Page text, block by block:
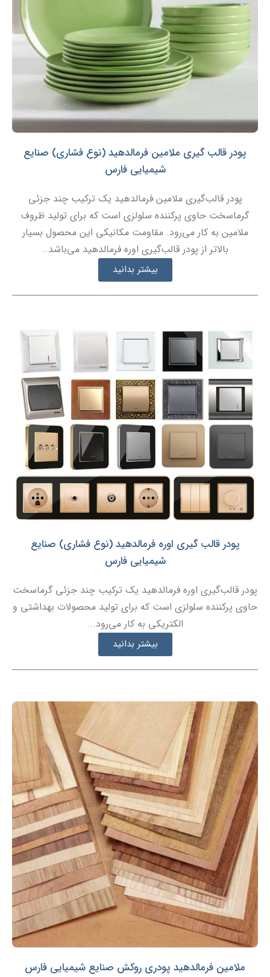
پودر قالب گیری ملامین فرمالدهید (نوع فشاری) صنایع
شیمیایی فارس
پودر قالب‌گیری ملامین فرمالدهید یک ترکیب چند جزئی
گرماسخت حاوی پرکننده سلولزی است که برای تولید ظروف
ملامین به کار می‌رود. مقاومت مکانیکی این محصول بسیار
بالاتر از پودر قالب‌گیری اوره فرمالدهید می‌باشد..
بیشتر بدانید
پودر قالب گیری اوره فرمالدهید (نوع فشاری) صنایع
شیمیایی فارس
پودر قالب‌گیری اوره فرمالدهید یک ترکیب چند جزئی گرماسخت
حاوی پرکننده سلولزی است که برای تولید محصولات بهداشتی و
الکتریکی به کار می‌رود...
بیشتر بدانید
ملامین فرمالدهید پودری روکش صنایع شیمیایی فارس